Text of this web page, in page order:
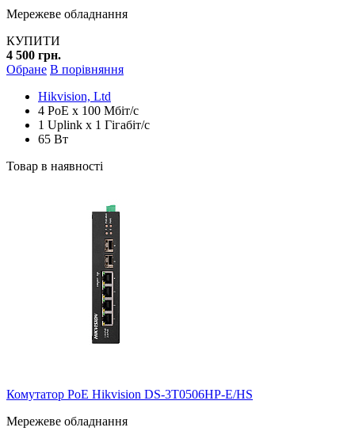
Мережеве обладнання
КУПИТИ
4 500 грн.
Обране В порівняння
Hikvision, Ltd
4 PoE x 100 Мбіт/с
1 Uplink x 1 Гігабіт/с
65 Вт
Товар в наявності
Комутатор PoE Hikvision DS-3T0506HP-E/HS
Мережеве обладнання